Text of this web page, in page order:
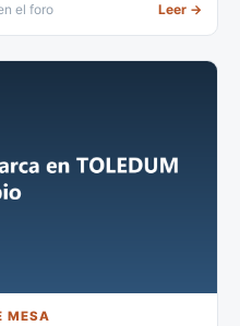
el foro Leer →
MESA